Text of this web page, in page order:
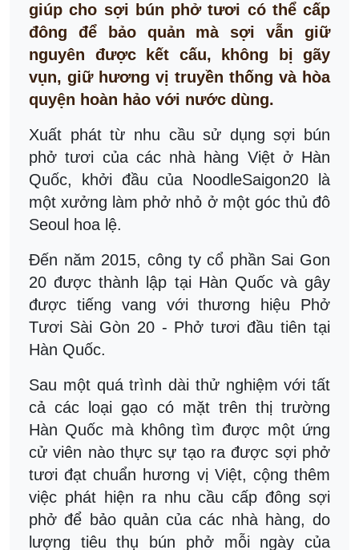
giúp cho sợi bún phở tươi có thể cấp
đông để bảo quản mà sợi vẫn giữ
nguyên được kết cấu, không bị gãy
vụn, giữ hương vị truyền thống và hòa
quyện hoàn hảo với nước dùng.
Xuất phát từ nhu cầu sử dụng sợi bún
phở tươi của các nhà hàng Việt ở Hàn
Quốc, khởi đầu của NoodleSaigon20 là
một xưởng làm phở nhỏ ở một góc thủ đô
Seoul hoa lệ.
Đến năm 2015, công ty cổ phần Sai Gon
20 được thành lập tại Hàn Quốc và gây
được tiếng vang với thương hiệu Phở
Tươi Sài Gòn 20 - Phở tươi đầu tiên tại
Hàn Quốc.
Sau một quá trình dài thử nghiệm với tất
cả các loại gạo có mặt trên thị trường
Hàn Quốc mà không tìm được một ứng
cử viên nào thực sự tạo ra được sợi phở
tươi đạt chuẩn hương vị Việt, cộng thêm
việc phát hiện ra nhu cầu cấp đông sợi
phở để bảo quản của các nhà hàng, do
lượng tiêu thụ bún phở mỗi ngày của